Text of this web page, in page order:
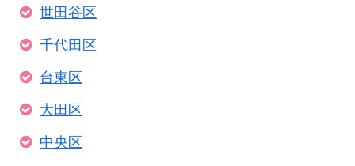
世田谷区
千代田区
台東区
大田区
中央区